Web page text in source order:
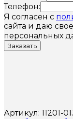
Телефон:
Я согласен с
сайта и даю
персональных
Заказать
Артикул: 11201-